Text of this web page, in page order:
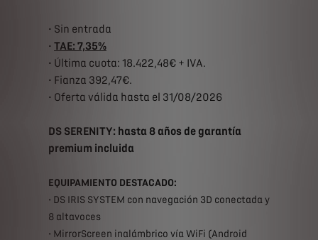
• Sin entrada
• TAE: 7,35%
• Última cuota: 18.422,48€ + IVA.
• Fianza 392,47€.
• Oferta válida hasta el 31/08/2026
DS SERENITY: hasta 8 años de garantía
premium incluida
EQUIPAMIENTO DESTACADO:
• DS IRIS SYSTEM con navegación 3D conectada y
8 altavoces
• MirrorScreen inalámbrico vía WiFi (Android